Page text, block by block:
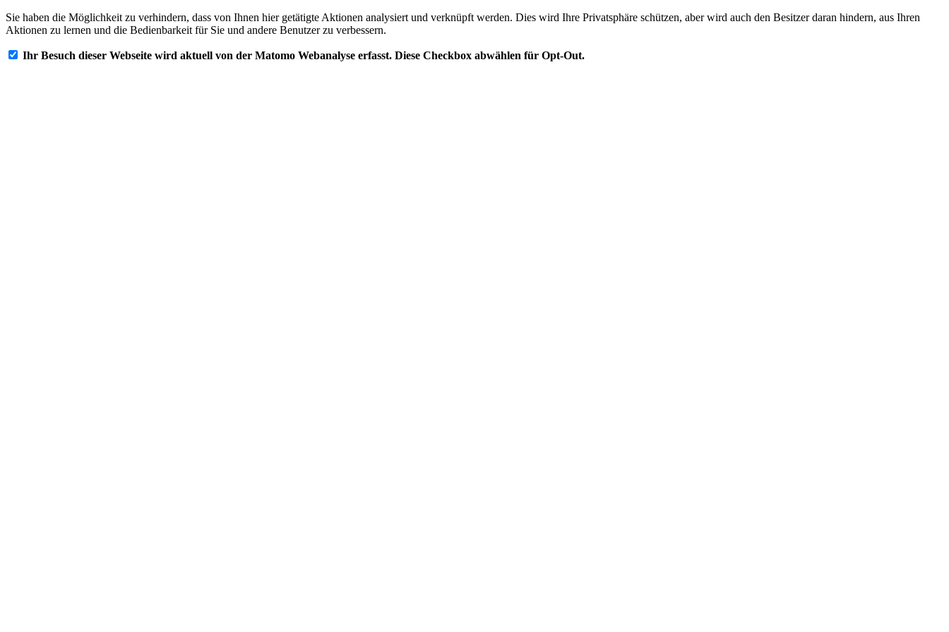
Sie haben die Möglichkeit zu verhindern, dass von Ihnen hier getätigte Aktionen analysiert und verknüpft werden. Dies wird Ihre Privatsphäre schützen, aber wird auch den Besitzer daran hindern, aus Ihren
Aktionen zu lernen und die Bedienbarkeit für Sie und andere Benutzer zu verbessern.
Ihr Besuch dieser Webseite wird aktuell von der Matomo Webanalyse erfasst. Diese Checkbox abwählen für Opt-Out.